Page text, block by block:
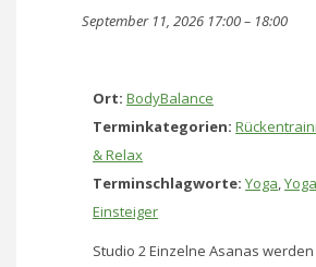
September 11, 2026 17:00– 18:00
Ort: BodyBalance
Terminkategorien:
& Relax
Terminschlagworte: Yoga,
Einsteiger
Studio 2 Einzelne Asanas